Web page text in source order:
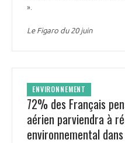
».
Le Figaro du 20 juin
ENVIRONNEMENT
72% des Français
aérien parviendra à
environnemental